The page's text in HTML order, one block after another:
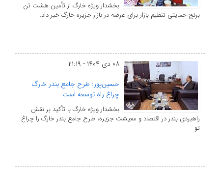
بخشدار ویژه خارگ از تأمین هشت تن
برنج حمایتی تنظیم بازار برای عرضه در بازار جزیره خارگ خبر داد.
۰۸ دی ۱۴۰۴ - ۲۱:۱۹
حسین‌پور: طرح جامع بندر خارگ
چراغ راه توسعه است
بخشدار ویژه خارگ با تأکید بر نقش
راهبردی بندر در اقتصاد و معیشت جزیره، طرح جامع بندر خارگ را چراغ
تو